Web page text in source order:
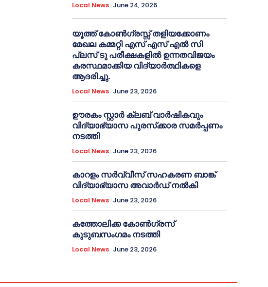
Local News June 24, 2026
യൂത്ത് കോൺഗ്രസ്സ് തളിയക്കോണം
മേഖല കമ്മറ്റി എസ് എസ് എൽ സി
പ്ലസ് ടു പരീക്ഷകളിൽ ഉന്നതവിജയം
കരസ്ഥമാക്കിയ വിദ്യാർത്ഥികളെ
ആദരിച്ചു.
Local News June 23, 2026
ഊരകം സ്റ്റാർ ക്ലബ് വാർഷികവും
വിദ്യാഭ്യാസ പുരസ്‌ക്കാര സമർപ്പണം
നടത്തി
Local News June 23, 2026
കാറളം സർവ്വീസ് സഹകരണ ബാങ്ക്
വിദ്യാഭ്യാസ അവാർഡ് നൽകി
Local News June 23, 2026
കത്തോലിക്ക കോൺഗ്രസ്
കുടുബസംഗമം നടത്തി
Local News June 23, 2026